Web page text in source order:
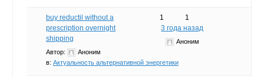
buy reductil without a
prescription overnight
shipping
Автор:
Аноним
в: Актуальность альтернативной энергетики
1
1
3 года назад
Аноним